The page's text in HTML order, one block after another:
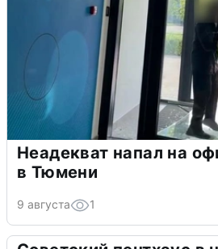
Неадекват напал на
в Тюмени
9 августа 1